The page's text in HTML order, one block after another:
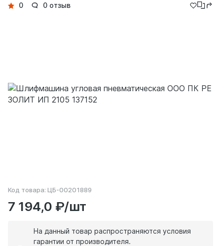
Детали
0 0 отзыв
Код товара: ЦБ-00201889
7 194,0 ₽/шт
На данный товар распространяются условия
гарантии от производителя.